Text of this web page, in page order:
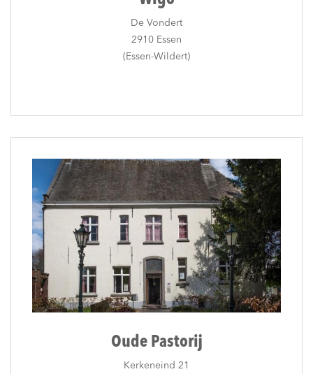
De Vondert
2910 Essen
(Essen-Wildert)
Oude Pastorij
Kerkeneind 21